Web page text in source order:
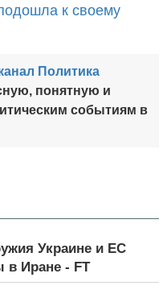
Украине и ЕС
в Иране - FT
к своему
Политика
понятную и
событиям в